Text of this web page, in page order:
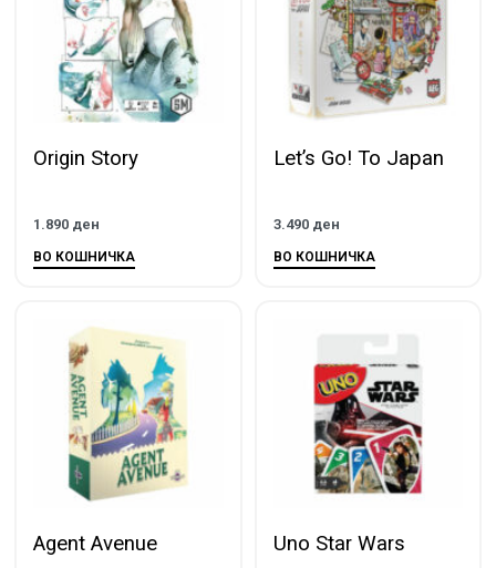
Origin Story
1.890 ден
ВО КОШНИЧКА
Let’s Go! To Japan
3.490 ден
ВО КОШНИЧКА
Agent Avenue Uno Star Wars